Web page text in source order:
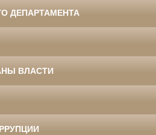
ДЕПАРТАМЕНТА
ВЛАСТИ